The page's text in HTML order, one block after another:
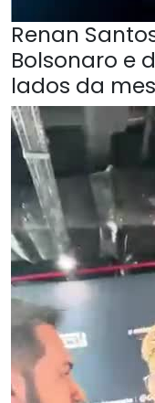
Renan
Bolsonaro e
lados da